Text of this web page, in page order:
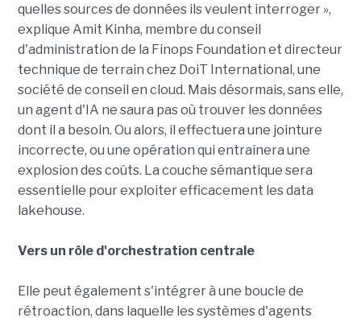
quelles sources de données ils veulent interroger »,
explique Amit Kinha, membre du conseil
d'administration de la Finops Foundation et directeur
technique de terrain chez DoiT International, une
société de conseil en cloud. Mais désormais, sans elle,
un agent d'IA ne saura pas où trouver les données
dont il a besoin. Ou alors, il effectuera une jointure
incorrecte, ou une opération qui entraînera une
explosion des coûts. La couche sémantique sera
essentielle pour exploiter efficacement les data
lakehouse.
Vers un rôle d'orchestration centrale
Elle peut également s'intégrer à une boucle de
rétroaction, dans laquelle les systèmes d'agents